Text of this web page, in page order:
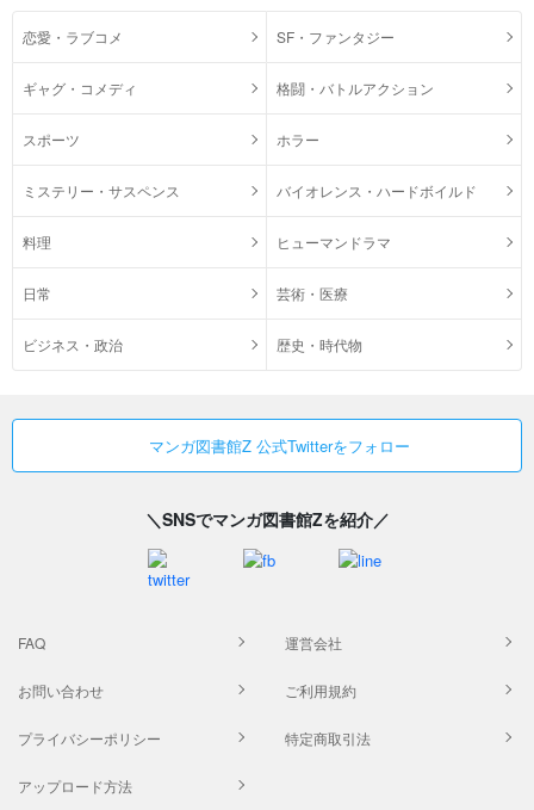
恋愛・ラブコメ SF・ファンタジー
ギャグ・コメディ 格闘・バトルアクション
スポーツ ホラー
ミステリー・サスペンス バイオレンス・ハードボイルド
料理 ヒューマンドラマ
日常 芸術・医療
ビジネス・政治 歴史・時代物
マンガ図書館Z 公式Twitterをフォロー
＼SNSでマンガ図書館Zを紹介／
FAQ 運営会社
お問い合わせ ご利用規約
プライバシーポリシー 特定商取引法
アップロード方法